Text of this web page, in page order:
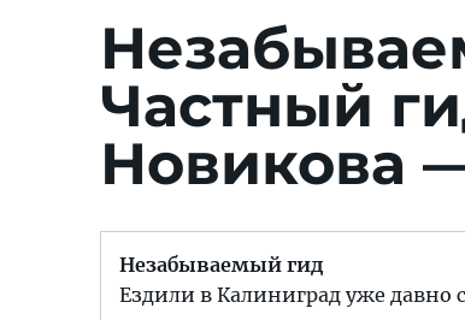
Частный
Новикова
Незабываемый гид
Ездили в Калиниград уже давно